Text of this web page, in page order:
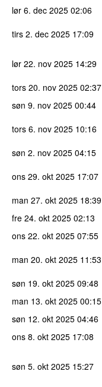
lør 6. dec 2025 02:06
tirs 2. dec 2025 17:09
lør 22. nov 2025 14:29
tors 20. nov 2025 02:37
søn 9. nov 2025 00:44
tors 6. nov 2025 10:16
søn 2. nov 2025 04:15
ons 29. okt 2025 17:07
man 27. okt 2025 18:39
fre 24. okt 2025 02:13
ons 22. okt 2025 07:55
man 20. okt 2025 11:53
søn 19. okt 2025 09:48
man 13. okt 2025 00:15
søn 12. okt 2025 04:46
ons 8. okt 2025 17:08
søn 5. okt 2025 15:27